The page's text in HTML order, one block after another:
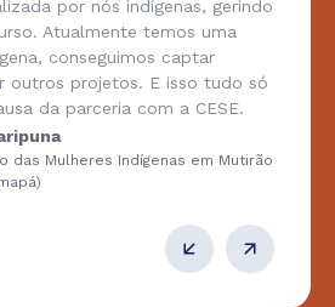
por nós indígenas, gerindo
Atualmente temos uma
conseguimos captar
outros projetos. E isso tudo só
da parceria com a CESE.
das Mulheres Indígenas em Mutirão